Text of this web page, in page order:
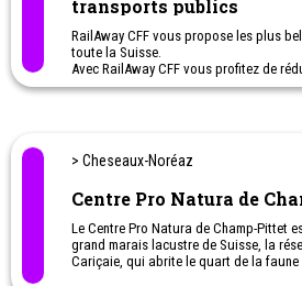
parcours, Tyrolienne, VTT + Ebike,
Via Cordata (encordés), Basketball,
Escalade, Parapente, Pétanque, Ping-
Piscine, Wellness & Spa… Mais aussi
ateliers de cuisine pour petits,
des visites guidées vers les marmottes,
transports publics
RailAway CFF vous propose les plus
toute la Suisse.
Avec RailAway CFF vous profitez de
sur les transports publics et la
> Cheseaux-Noréaz
Centre Pro Natura de
Le Centre Pro Natura de Champ-Pittet
grand marais lacustre de Suisse, la
Cariçaie, qui abrite le quart de la faune